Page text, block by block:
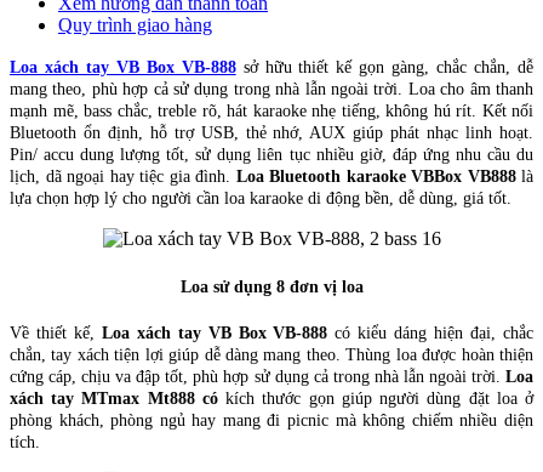
Quy trình giao hàng
Loa xách tay VB Box VB-888sở hữu thiết kế gọn gàng, chắc chắn, dễ
mang theo, phù hợp cả sử dụng trong nhà lẫn ngoài trời. Loa cho âm thanh
mạnh mẽ, bass chắc, treble rõ, hát karaoke nhẹ tiếng, không hú rít. Kết nối
Bluetooth ổn định, hỗ trợ USB, thẻ nhớ, AUX giúp phát nhạc linh hoạt.
Pin/ accu dung lượng tốt, sử dụng liên tục nhiều giờ, đáp ứng nhu cầu du
lịch, dã ngoại hay tiệc gia đình. Loa Bluetooth karaoke VBBox VB888là
lựa chọn hợp lý cho người cần loa karaoke di động bền, dễ dùng, giá tốt.
Loa sử dụng 8 đơn vị loa
Về thiết kế, Loa xách tay VB Box VB-888 có kiểu dáng hiện đại, chắc
chắn, tay xách tiện lợi giúp dễ dàng mang theo. Thùng loa được hoàn thiện
cứng cáp, chịu va đập tốt, phù hợp sử dụng cả trong nhà lẫn ngoài trời. Loa
xách tay MTmax Mt888 cókích thước gọn giúp người dùng đặt loa ở
phòng khách, phòng ngủ hay mang đi picnic mà không chiếm nhiều diện
tích.